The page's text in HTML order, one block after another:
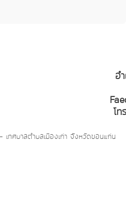
ทศบาลตำบลเมืองเก่า จังหวัดขอนแก่น
อ
โ